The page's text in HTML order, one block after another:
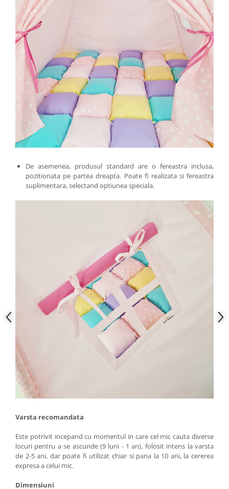
De asemenea, produsul standard are o fereastra inclusa,
pozitionata pe partea dreapta. Poate fi realizata si fereastra
suplimentara, selectand optiunea speciala.
Varsta recomandata
Este potrivit incepand cu momentul in care cel mic cauta diverse
locuri pentru a se ascunde (9 luni - 1 an), folosit intens la varsta
de 2-5 ani, dar poate fi utilizat chiar si pana la 10 ani, la cererea
expresa a celui mic.
Dimensiuni